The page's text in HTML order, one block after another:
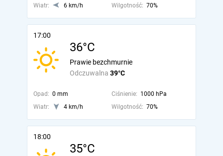
Wiatr:
6 km/h Wilgotność: 70%
17:00
36°C
Odczuwalna 39°C
Prawie bezchmurnie
Opad: 0 mm Ciśnienie: 1000 hPa
Wiatr:
4 km/h Wilgotność: 70%
18:00
35°C